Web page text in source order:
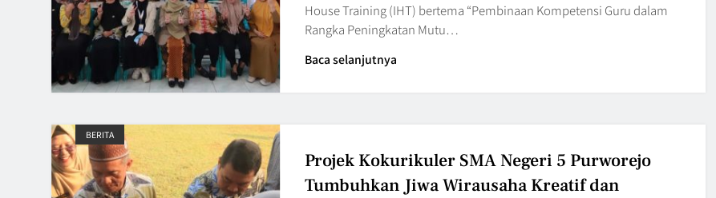
House Training (IHT) bertema “Pembinaan Kompetensi Guru dalam
Rangka Peningkatan Mutu…
Baca selanjutnya
BERITA
Projek Kokurikuler SMA Negeri 5 Purworejo
Tumbuhkan Jiwa Wirausaha Kreatif dan